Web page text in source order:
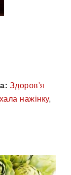
Здоров'я
нажінку,